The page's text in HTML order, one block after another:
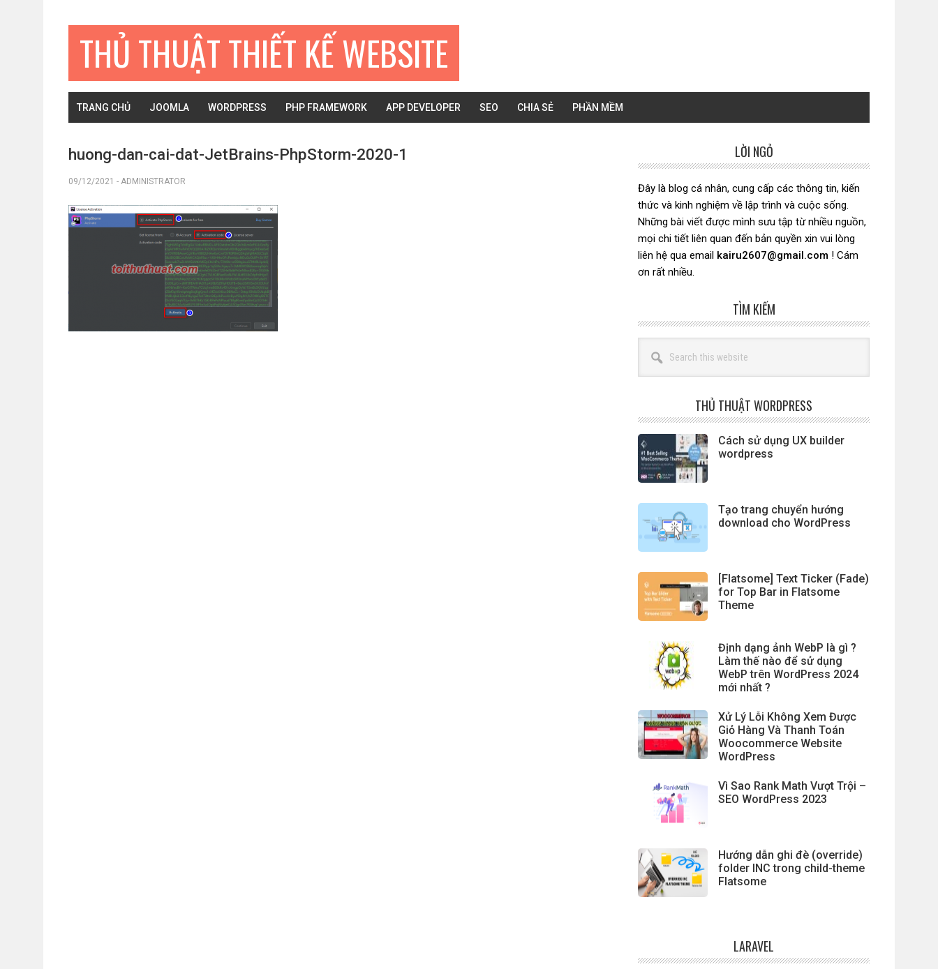
THỦ THUẬT THIẾT KẾ WEBSITE
TRANG CHỦ JOOMLA WORDPRESS PHP FRAMEWORK APP DEVELOPER SEO CHIA SẺ PHẦN MỀM
huong-dan-cai-dat-JetBrains-PhpStorm-2020-1
09/12/2021 - ADMINISTRATOR
chính
LỜI NGỎ
Đây là blog cá nhân, cung cấp các thông tin, kiến
thức và kinh nghiệm về lập trình và cuộc sống.
Những bài viết được mình sưu tập từ nhiều nguồn,
mọi chi tiết liên quan đến bản quyền xin vui lòng
liên hệ qua email kairu2607@gmail.com ! Cám
ơn rất nhiều.
TÌM KIẾM
this
website
THỦ THUẬT WORDPRESS
Cách sử dụng UX builder
wordpress
Tạo trang chuyển hướng
download cho WordPress
[Flatsome] Text Ticker (Fade)
for Top Bar in Flatsome
Theme
Định dạng ảnh WebP là gì ?
Làm thế nào để sử dụng
WebP trên WordPress 2024
mới nhất ?
Xử Lý Lỗi Không Xem Được
Giỏ Hàng Và Thanh Toán
Woocommerce Website
WordPress
Vì Sao Rank Math Vượt Trội –
SEO WordPress 2023
Hướng dẫn ghi đè (override)
folder INC trong child-theme
Flatsome
LARAVEL